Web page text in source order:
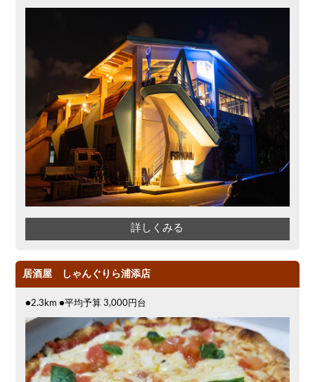
詳しくみる
居酒屋 しゃんぐりら浦添店
●2.3km ●平均予算 3,000円台